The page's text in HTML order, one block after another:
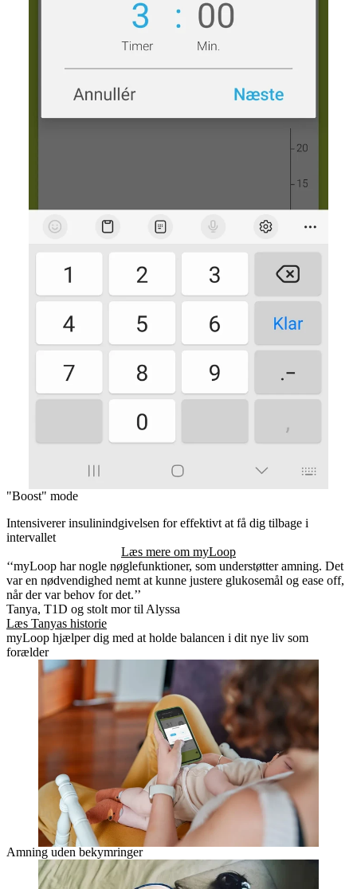
"Boost" mode
Intensiverer insulinindgivelsen for effektivt at få dig tilbage i
intervallet
Læs mere om myLoop
‘‘myLoop har nogle nøglefunktioner, som understøtter amning. Det
var en nødvendighed nemt at kunne justere glukosemål og ease off,
når der var behov for det.’’
Tanya, T1D og stolt mor til Alyssa
Læs Tanyas historie
myLoop hjælper dig med at holde balancen i dit nye liv som
forælder
Amning uden bekymringer